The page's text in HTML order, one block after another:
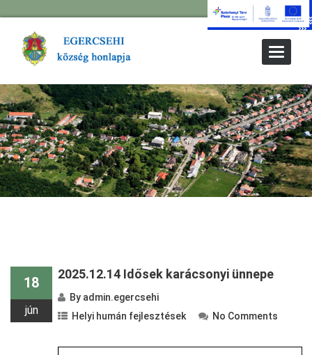
Toggle
18
jún
2025.12.14 Idősek karácsonyi ünnepe
By admin.egercsehi
Helyi humán fejlesztések
No Comments